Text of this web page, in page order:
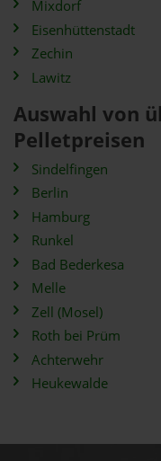
Mixdorf
Eisenhüttenstadt
Zechin
Lawitz
Auswahl von
Pelletpreisen
Sindelfingen
Berlin
Hamburg
Runkel
Bad Bederkesa
Melle
Zell (Mosel)
Roth bei Prüm
Achterwehr
Heukewalde